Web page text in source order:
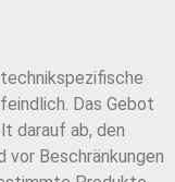
Das Gebot
darauf ab, den
Beschränkungen